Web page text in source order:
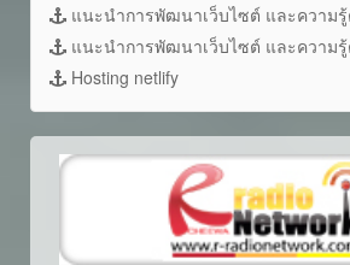
แนะนำการพัฒนาเว็บไซต์ และความรู้
แนะนำการพัฒนาเว็บไซต์ และความรู้
Hosting netlify